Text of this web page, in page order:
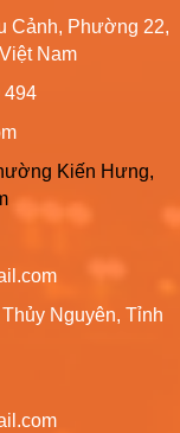
Cảnh, Phường 22,
Nam
494
Kiến Hưng,
Nguyên, Tỉnh